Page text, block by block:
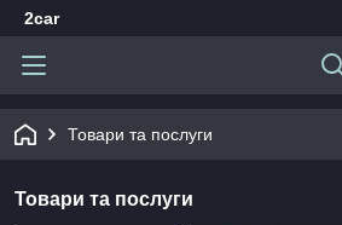
2car
Товари та послуги
Товари та послуги